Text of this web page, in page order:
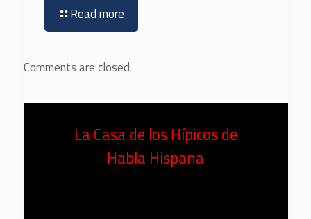
Read more
Comments are closed.
La Casa de los Hípicos de
Habla Hispana